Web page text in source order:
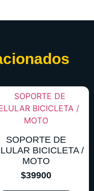
SOPORTE DE
BICICLETA /
MOTO
$39900